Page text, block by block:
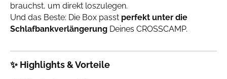
brauchst, um direkt loszulegen.
Und das Beste: Die Box passt perfekt unter die
Schlafbankverlängerung Deines CROSSCAMP.
✨Highlights & Vorteile